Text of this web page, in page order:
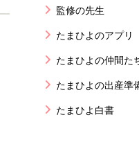
監修の先生
たまひよのアプリ
たまひよの仲間た
たまひよの出産準
たまひよ白書